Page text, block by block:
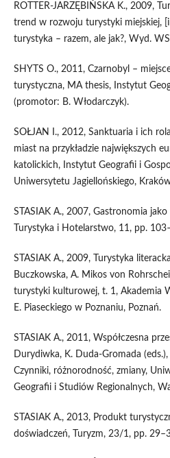
ROTTER-JARZĘBIŃSKA K., 2009,
trend w rozwoju turystyki miejskiej,
turystyka – razem, ale jak?, Wyd.
SHYTS O., 2011, Czarnobyl –
turystyczna, MA thesis, Instytut
(promotor: B. Włodarczyk).
SOŁJAN I., 2012, Sanktuaria i ich
miast na przykładzie największych
katolickich, Instytut Geografii i
Uniwersytetu Jagiellońskiego,
STASIAK A., 2007, Gastronomia
Turystyka i Hotelarstwo, 11, pp.
STASIAK A., 2009, Turystyka
Buczkowska, A. Mikos von
turystyki kulturowej, t. 1, Akademia
E. Piaseckiego w Poznaniu, Poznań.
STASIAK A., 2011, Współczesna
Durydiwka, K. Duda-Gromada
Czynniki, różnorodność, zmiany,
Geografii i Studiów Regionalnych,
STASIAK A., 2013, Produkt
doświadczeń, Turyzm, 23/1, pp.